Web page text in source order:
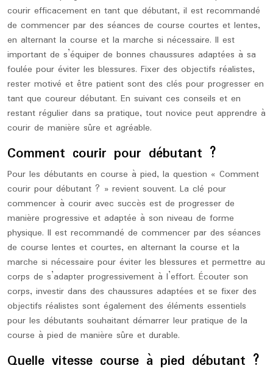
courir efficacement en tant que débutant, il est recommandé
de commencer par des séances de course courtes et lentes,
en alternant la course et la marche si nécessaire. Il est
important de s’équiper de bonnes chaussures adaptées à sa
foulée pour éviter les blessures. Fixer des objectifs réalistes,
rester motivé et être patient sont des clés pour progresser en
tant que coureur débutant. En suivant ces conseils et en
restant régulier dans sa pratique, tout novice peut apprendre à
courir de manière sûre et agréable.
Comment courir pour débutant ?
Pour les débutants en course à pied, la question « Comment
courir pour débutant ? » revient souvent. La clé pour
commencer à courir avec succès est de progresser de
manière progressive et adaptée à son niveau de forme
physique. Il est recommandé de commencer par des séances
de course lentes et courtes, en alternant la course et la
marche si nécessaire pour éviter les blessures et permettre au
corps de s’adapter progressivement à l’effort. Écouter son
corps, investir dans des chaussures adaptées et se fixer des
objectifs réalistes sont également des éléments essentiels
pour les débutants souhaitant démarrer leur pratique de la
course à pied de manière sûre et durable.
Quelle vitesse course à pied débutant ?